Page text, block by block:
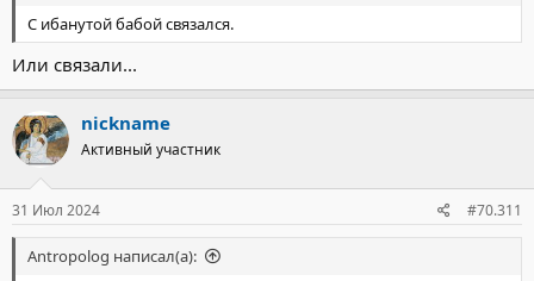
С ибанутой бабой связался.
Или связали...
nickname
Активный участник
31 Июл 2024 #70.311
Antropolog написал(а):